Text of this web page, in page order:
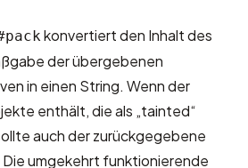
konvertiert den Inhalt des
der übergebenen
in einen String. Wenn der
enthält, die als „tainted“
auch der zurückgegebene
Die umgekehrt funktionierende